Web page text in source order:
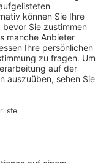
und das
sind die hohen
über 260. Weil